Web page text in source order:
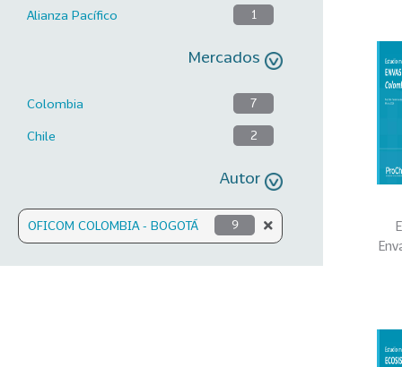
Alianza Pacífico 1
Mercados
Colombia 7
Chile 2
Autor
OFICOM COLOMBIA - BOGOTÁ 9